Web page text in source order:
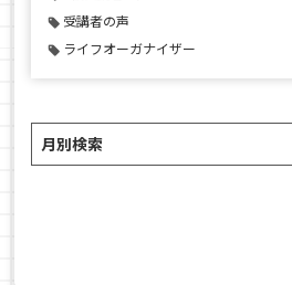
受講者の声
ライフオーガナイザー